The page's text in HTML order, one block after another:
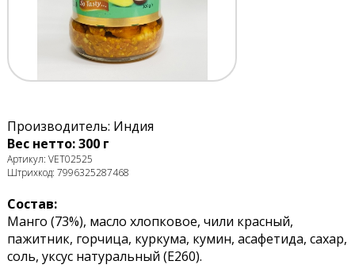
Производитель: Индия
Вес нетто: 300 г
Артикул: VET02525
Штрихкод: 7996325287468
Состав:
Манго (73%), масло хлопковое, чили красный,
пажитник, горчица, куркума, кумин, асафетида, сахар,
соль, уксус натуральный (E260).